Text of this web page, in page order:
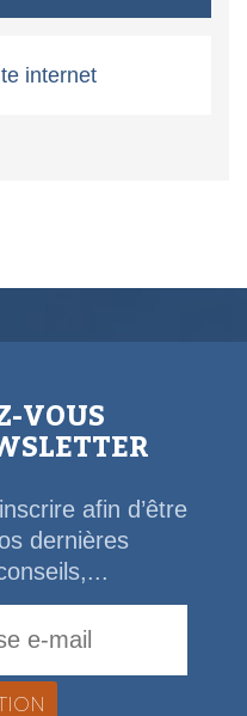
internet
VOUS
afin d’être
dernières